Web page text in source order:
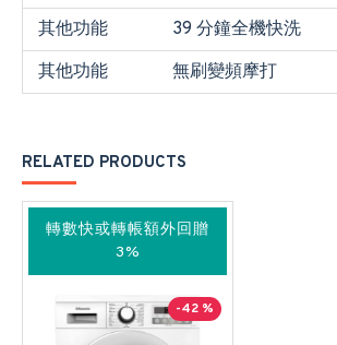
其他功能
39 分鐘全機快洗
其他功能
無刷變頻摩打
RELATED PRODUCTS
轉數快或轉帳額外回贈
3%
-42 %